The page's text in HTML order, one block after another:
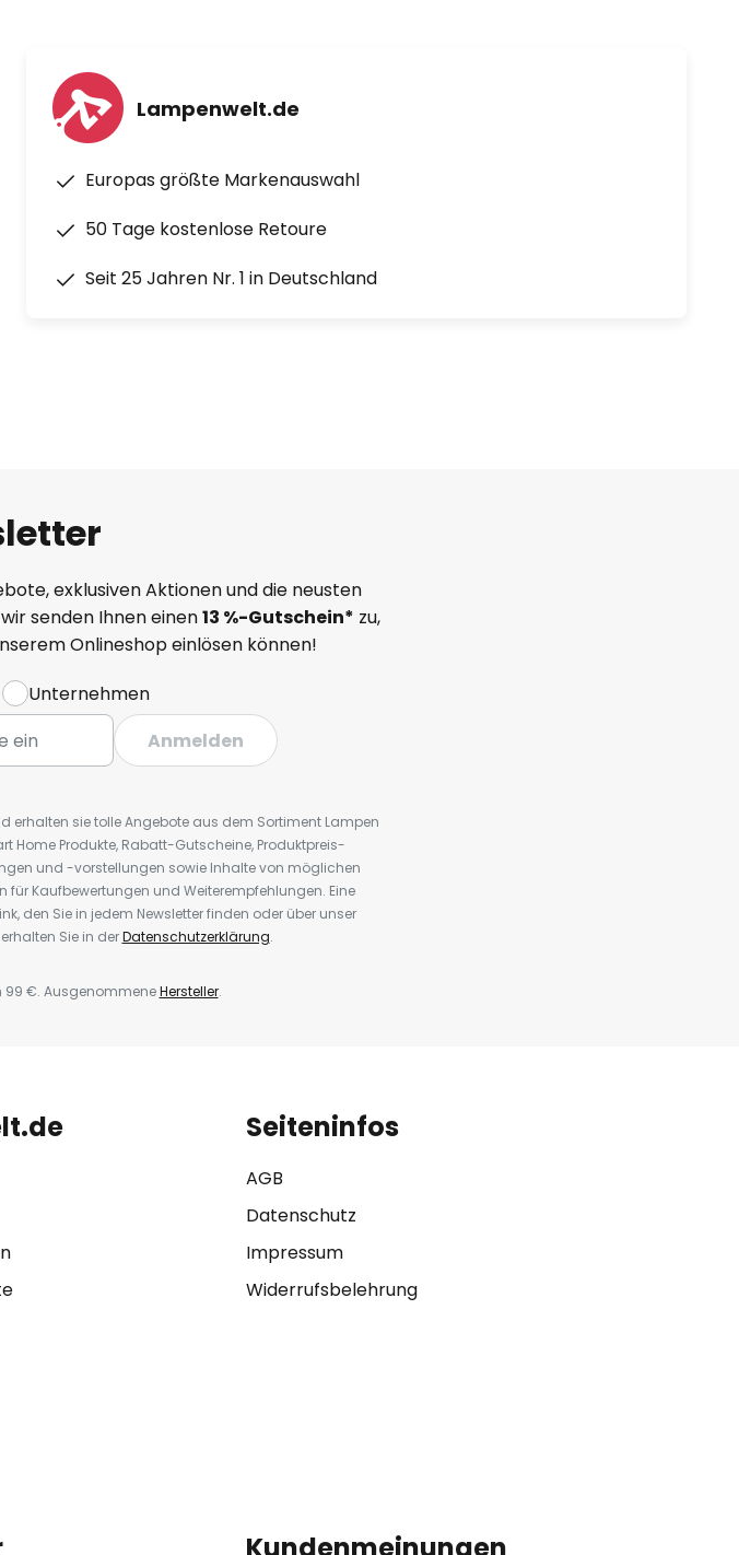
Lampenwelt.de
Europas größte Markenauswahl
50 Tage kostenlose Retoure
Seit 25 Jahren Nr. 1 in Deutschland
exklusiven Aktionen und die neusten
senden Ihnen einen13 %-Gutschein* zu,
Onlineshop einlösen können!
Unternehmen
Anmelden
erhalten sie tolle Angebote aus dem Sortiment Lampen
Home Produkte, Rabatt-Gutscheine, Produktpreis-
und -vorstellungen sowie Inhalte von möglichen
Kaufbewertungen und Weiterempfehlungen. Eine
den Sie in jedem Newsletter finden oder über unser
Sie in derDatenschutzerklärung.
99 €. AusgenommeneHersteller.
Seiteninfos
AGB
Datenschutz
Impressum
Widerrufsbelehrung